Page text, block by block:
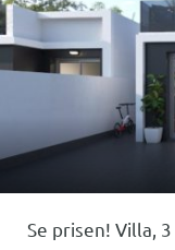
Se prisen! Villa,